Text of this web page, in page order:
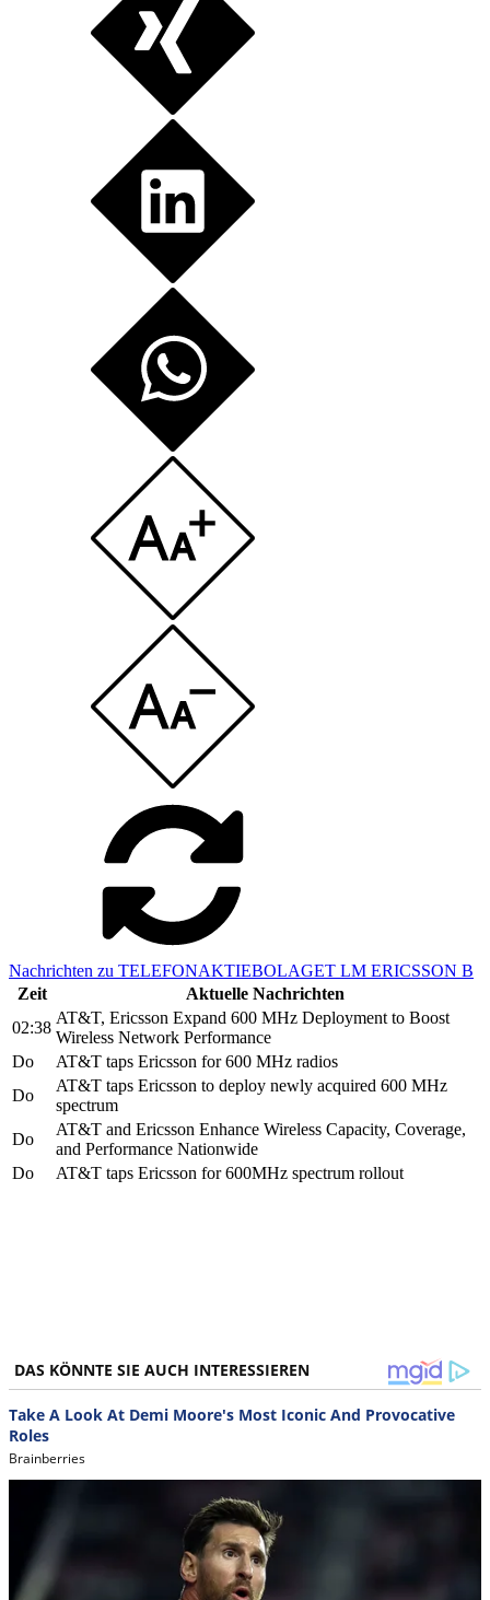
Nachrichten zu TELEFONAKTIEBOLAGET LM ERICSSON B
Zeit
Aktuelle Nachrichten
02:38
AT&T, Ericsson Expand 600 MHz Deployment to Boost
Wireless Network Performance
Do
AT&T taps Ericsson for 600 MHz radios
Do
AT&T taps Ericsson to deploy newly acquired 600 MHz
spectrum
Do
AT&T and Ericsson Enhance Wireless Capacity, Coverage,
and Performance Nationwide
Do
AT&T taps Ericsson for 600MHz spectrum rollout